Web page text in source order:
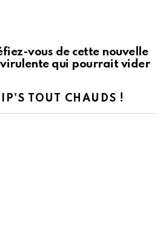
vous de cette nouvelle
qui pourrait vider
TOUT CHAUDS !